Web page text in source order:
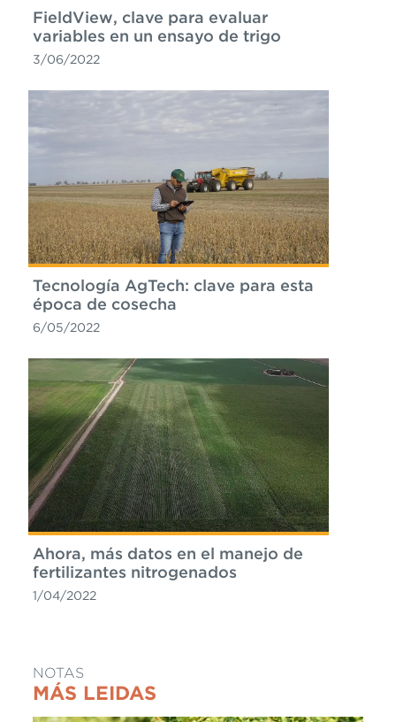
FieldView, clave para evaluar
variables en un ensayo de trigo
3/06/2022
Tecnología AgTech: clave para esta
época de cosecha
6/05/2022
Ahora, más datos en el manejo de
fertilizantes nitrogenados
1/04/2022
NOTAS
MÁS LEIDAS